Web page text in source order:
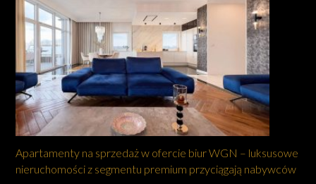
Apartamenty na sprzedaż w ofercie biur WGN – luksusowe
nieruchomości z segmentu premium przyciągają nabywców